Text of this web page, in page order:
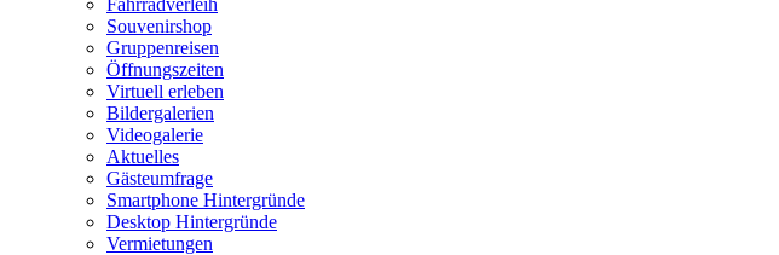
Fahrradverleih
Souvenirshop
Gruppenreisen
Öffnungszeiten
Virtuell erleben
Bildergalerien
Videogalerie
Aktuelles
Gästeumfrage
Smartphone Hintergründe
Desktop Hintergründe
Vermietungen